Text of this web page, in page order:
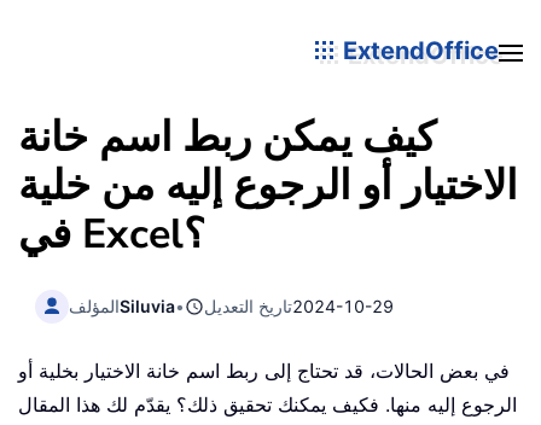
ExtendOffice
كيف يمكن ربط اسم خانة
الاختيار أو الرجوع إليه من خلية
في Excel؟
المؤلفSiluvia• تاريخ التعديل2024-10-29
في بعض الحالات، قد تحتاج إلى ربط اسم خانة الاختيار بخلية أو
الرجوع إليه منها. فكيف يمكنك تحقيق ذلك؟ يقدّم لك هذا المقال